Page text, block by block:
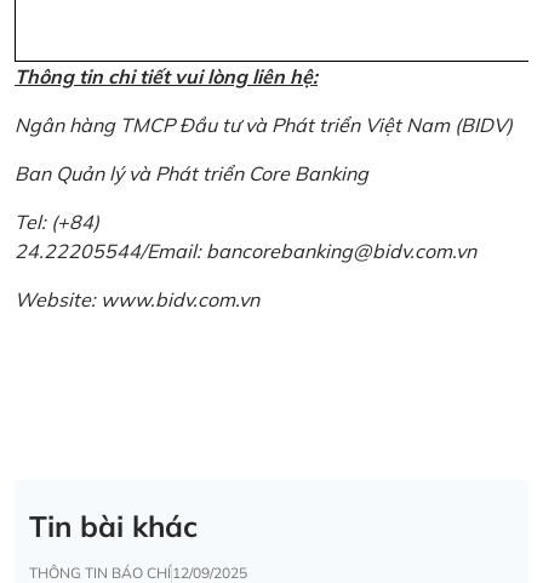
Thông tin chi tiết vui lòng liên hệ:
Ngân hàng TMCP Đầu tư và Phát triển Việt Nam (BIDV)
Ban Quản lý và Phát triển Core Banking
Tel: (+84)
24.22205544/Email: bancorebanking@bidv.com.vn
Website: www.bidv.com.vn
Tin bài khác
THÔNG TIN BÁO CHÍ12/09/2025